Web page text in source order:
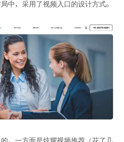
中，采用了视频入口的设计方式。
，一方面是炫耀视频推荐（花了几